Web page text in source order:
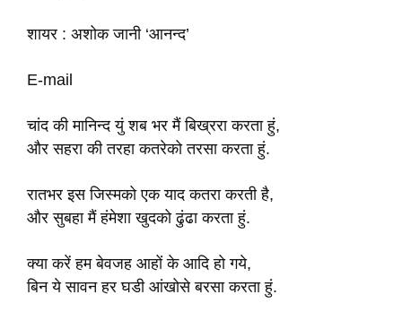
शायर : अशोक जानी ‘आनन्द’
E-mail
चांद की मानिन्द युं शब भर मैं बिख्ररा करता हुं,
और सहरा की तरहा कतरेको तरसा करता हुं.
रातभर इस जिस्मको एक याद कतरा करती है,
और सुबहा मैं हंमेशा खुदको ढुंढा करता हुं.
क्या करें हम बेवजह आहों के आदि हो गये,
बिन ये सावन हर घडी आंखोसे बरसा करता हुं.